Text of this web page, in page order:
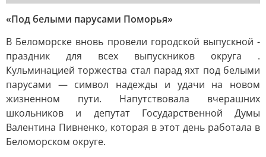
«Под белыми парусами Поморья»
В Беломорске вновь провели городской выпускной -
праздник для всех выпускников округа .
Кульминацией торжества стал парад яхт под белыми
парусами — символ надежды и удачи на новом
жизненном пути. Напутствовала вчерашних
школьников и депутат Государственной Думы
Валентина Пивненко, которая в этот день работала в
Беломорском округе.